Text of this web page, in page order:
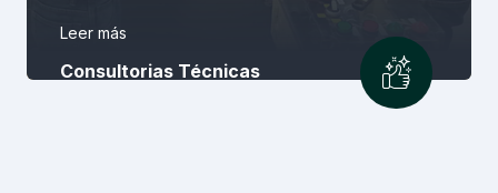
Consultorias Técnicas
Leer más